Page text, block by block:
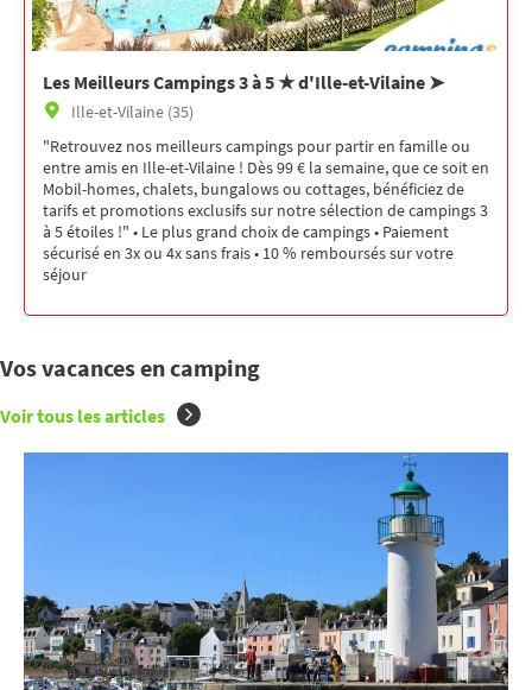
Les Meilleurs Campings 3 à 5 ★ d'Ille-et-Vilaine ➤
Ille-et-Vilaine (35)
"Retrouvez nos meilleurs campings pour partir en famille ou
entre amis en Ille-et-Vilaine ! Dès 99 € la semaine, que ce soit en
Mobil-homes, chalets, bungalows ou cottages, bénéficiez de
tarifs et promotions exclusifs sur notre sélection de campings 3
à 5 étoiles !" • Le plus grand choix de campings • Paiement
sécurisé en 3x ou 4x sans frais • 10 % remboursés sur votre
séjour
Vos vacances en camping
Voir tous les articles